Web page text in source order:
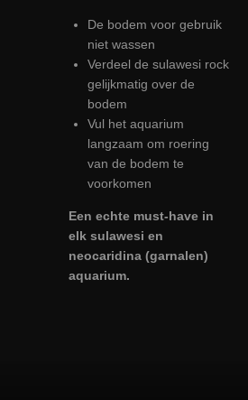
De bodem voor gebruik
niet wassen
Verdeel de sulawesi rock
gelijkmatig over de
bodem
Vul het aquarium
langzaam om roering
van de bodem te
voorkomen
Een echte must-have in
elk sulawesi en
neocaridina (garnalen)
aquarium.